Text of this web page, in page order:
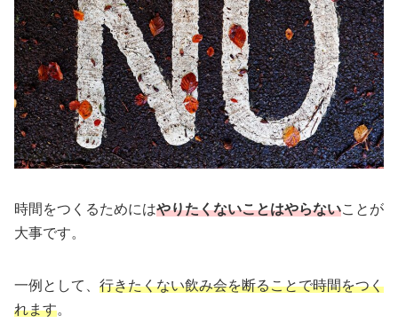
時間をつくるためにはやりたくないことはやらないことが
大事です。
一例として、 行きたくない飲み会を断ることで時間をつく
れます。